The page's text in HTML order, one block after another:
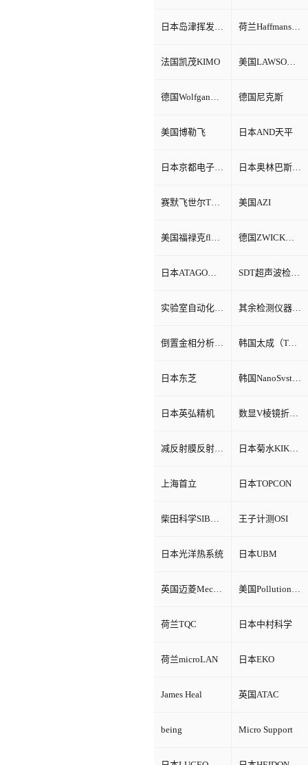
日本岛津挥发性有机物VOC检测 荷兰Haffmans（哈夫曼）
法国凯茂KIMO 美国LAWSON劳森海默菲尔
德国Wolfgang Warmbier 德国尼克斯
美国博勒飞 日本AND天平
日本京都电子KEM 日本奥林巴斯Olympus
赛默飞世尔Thermo Fisher 美国AZI
美国福禄克fluke 德国ZWICK兹韦克
日本ATAGO（爱宕）折光仪 SDT超声波检测仪
实验室自动化系统 其余检测仪器设备
倒置金相分析显微镜 韩国太成（TAE SUNG）
日本东芝 韩国NanoSvstem
日本英弘精机 数显V棱镜折射率测试仪
减反射膜反射比智能测试仪 日本菊水KIKUSUI
上海首立 日本TOPCON
柴田科学SIBATA 王子计测OSI
日本光洋热系统 日本UBM
英国迈菱Mecmesin 美国Pollution Control Products
荷兰TQC 日本中村科学
荷兰microLAN 日本EKO
James Heal 英国ATAC
being Micro Support